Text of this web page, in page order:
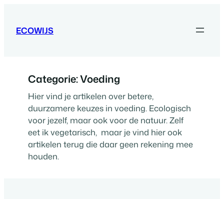
ECOWIJS
Categorie:Voeding
Hier vind je artikelen over betere,
duurzamere keuzes in voeding. Ecologisch
voor jezelf, maar ook voor de natuur. Zelf
eet ik vegetarisch, maar je vind hier ook
artikelen terug die daar geen rekening mee
houden.